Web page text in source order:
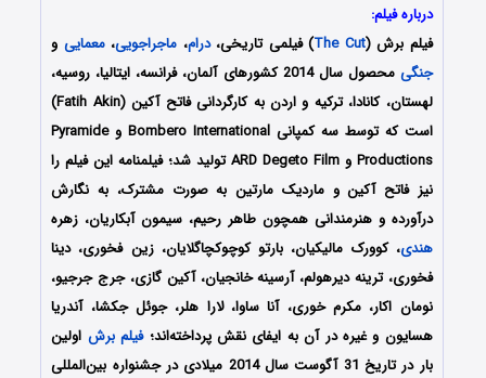
درباره فیلم:
فیلم برش (The Cut) فیلمی تاریخی،درام، ماجراجویی،معمایی و
جنگی
محصول سال 2014 کشورهای آلمان، فرانسه، ایتالیا، روسیه،
لهستان، کانادا، ترکیه و اردن به کارگردانی فاتح آکین (Fatih Akin)
است که توسط سه کمپانی Bombero International و Pyramide
Productions و ARD Degeto Film تولید شد؛ فیلمنامه این فیلم را
نیز فاتح آکین و ماردیک مارتین به صورت مشترک، به نگارش
درآورده و هنرمندانی همچون طاهر رحیم، سیمون آبکاریان، زهره
هندی، کوورک مالیکیان، بارتو کوچوکچاگلایان، زین فخوری، دینا
فخوری، ترینه دیرهولم، آرسینه خانجیان، آکین گازی، جرج جرجیو،
نومان اکار، مکرم خوری، آنا ساوا، لارا هلر، جوئل جکشا، آندریا
هسایون و غیره در آن به ایفای نقش پرداخته‌اند؛فیلم برش اولین
بار در تاریخ 31 آگوست سال 2014 میلادی در جشنواره بین‌المللی